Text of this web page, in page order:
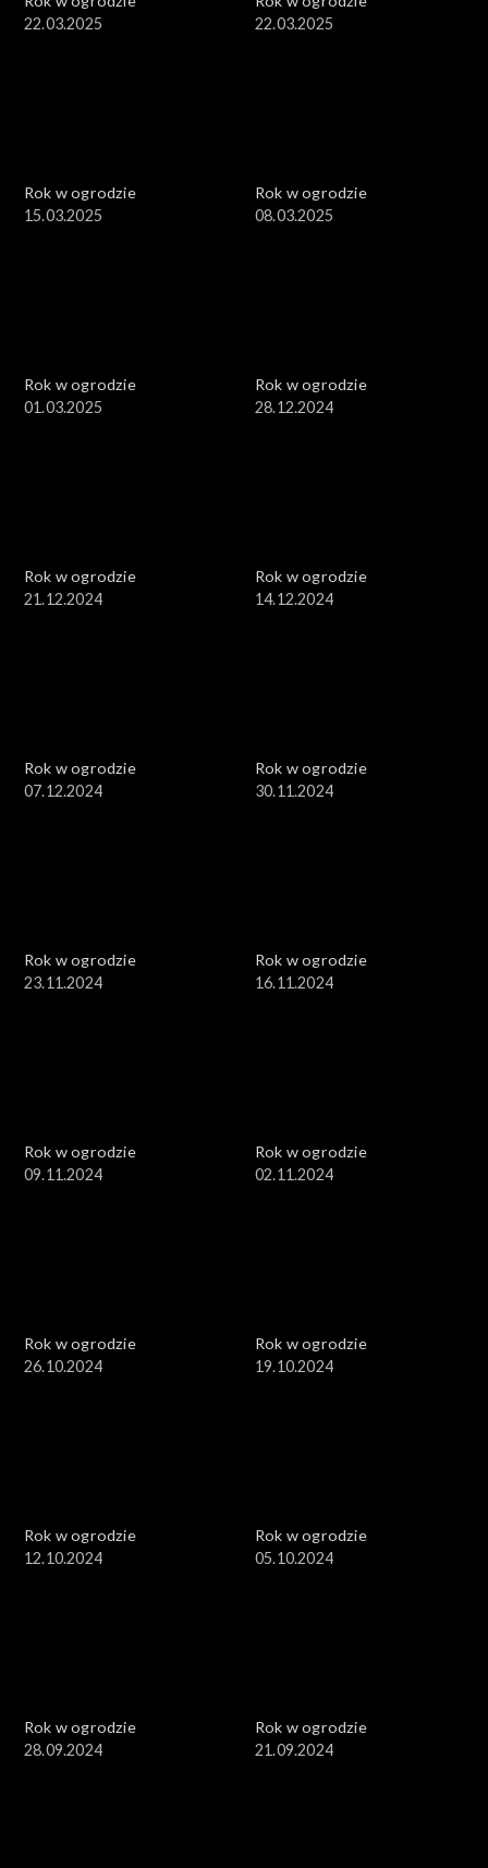
22.03.2025
22.03.2025
Rok w ogrodzie
15.03.2025
Rok w ogrodzie
08.03.2025
Rok w ogrodzie
01.03.2025
Rok w ogrodzie
28.12.2024
Rok w ogrodzie
21.12.2024
Rok w ogrodzie
14.12.2024
Rok w ogrodzie
07.12.2024
Rok w ogrodzie
30.11.2024
Rok w ogrodzie
23.11.2024
Rok w ogrodzie
16.11.2024
Rok w ogrodzie
09.11.2024
Rok w ogrodzie
02.11.2024
Rok w ogrodzie
26.10.2024
Rok w ogrodzie
19.10.2024
Rok w ogrodzie
12.10.2024
Rok w ogrodzie
05.10.2024
Rok w ogrodzie
28.09.2024
Rok w ogrodzie
21.09.2024